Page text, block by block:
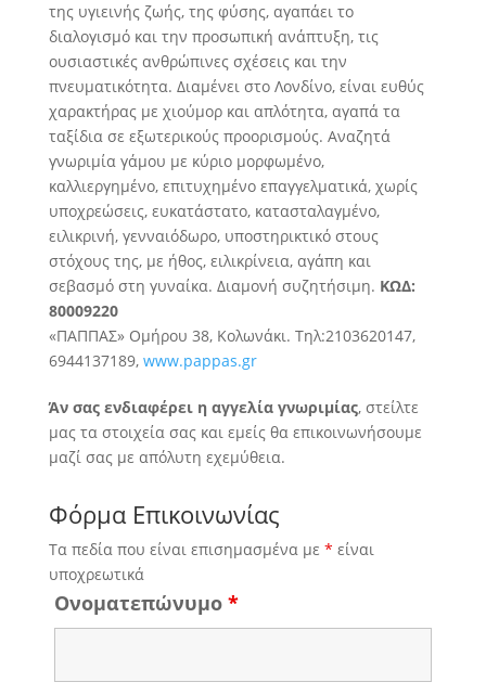
της υγιεινής ζωής, της φύσης, αγαπάει το
διαλογισμό και την προσωπική ανάπτυξη, τις
ουσιαστικές ανθρώπινες σχέσεις και την
πνευματικότητα. Διαμένει στο Λονδίνο, είναι ευθύς
χαρακτήρας με χιούμορ και απλότητα, αγαπά τα
ταξίδια σε εξωτερικούς προορισμούς. Αναζητά
γνωριμία γάμου με κύριο μορφωμένο,
καλλιεργημένο, επιτυχημένο επαγγελματικά, χωρίς
υποχρεώσεις, ευκατάστατο, κατασταλαγμένο,
ειλικρινή, γενναιόδωρο, υποστηρικτικό στους
στόχους της, με ήθος, ειλικρίνεια, αγάπη και
σεβασμό στη γυναίκα. Διαμονή συζητήσιμη. ΚΩΔ:
80009220
«ΠΑΠΠΑΣ» Ομήρου 38, Κολωνάκι. Τηλ:2103620147,
6944137189, www.pappas.gr
Άν σας ενδιαφέρει η αγγελία γνωριμίας, στείλτε
μας τα στοιχεία σας και εμείς θα επικοινωνήσουμε
μαζί σας με απόλυτη εχεμύθεια.
Φόρμα Επικοινωνίας
Τα πεδία που είναι επισημασμένα με * είναι
υποχρεωτικά
Ονοματεπώνυμο *